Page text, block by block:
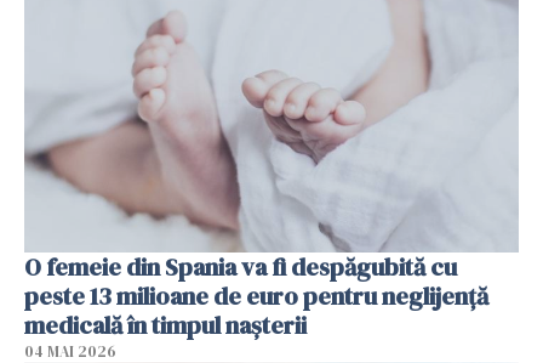
O femeie din Spania va fi despăgubită cu
peste 13 milioane de euro pentru neglijenţă
medicală în timpul naşterii
04 MAI 2026